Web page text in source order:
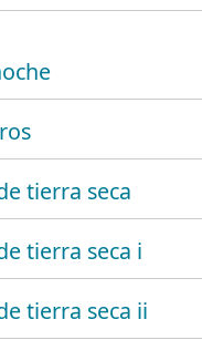
tierra seca
tierra seca i
tierra seca ii